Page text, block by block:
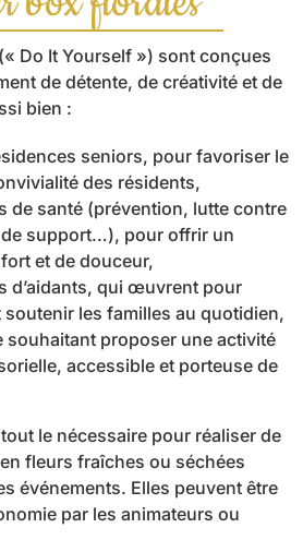
et Créatives
Do It Yourself ») sont conçues
de détente, de créativité et de
bien :
seniors, pour favoriser le
des résidents,
de santé (prévention, lutte contre
support…), pour offrir un
et de douceur,
d’aidants, qui œuvrent pour
les familles au quotidien,
souhaitant proposer une activité
accessible et porteuse de
le nécessaire pour réaliser de
fleurs fraîches ou séchées
événements. Elles peuvent être
par les animateurs ou